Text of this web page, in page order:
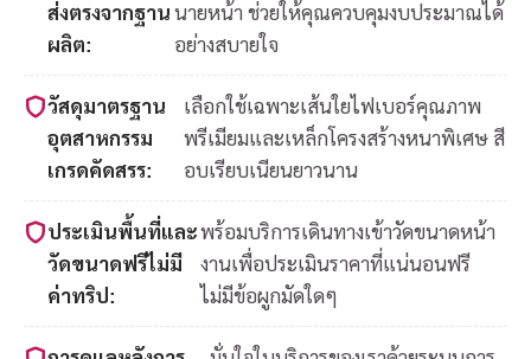
ส่งตรงจากฐาน
ผลิต:
นายหน้า ช่วยให้คุณควบคุมงบประมาณได้
อย่างสบายใจ
วัสดุมาตรฐาน
อุตสาหกรรม
เกรดคัดสรร:
เลือกใช้เฉพาะเส้นใยไฟเบอร์คุณภาพ
พรีเมียมและเหล็กโครงสร้างหนาพิเศษ สี
อบเรียบเนียนยาวนาน
ประเมินพื้นที่และ
วัดขนาดฟรีไม่มี
ค่าทริป:
พร้อมบริการเดินทางเข้าวัดขนาดหน้า
งานเพื่อประเมินราคาที่แน่นอนฟรี
ไม่มีข้อผูกมัดใดๆ